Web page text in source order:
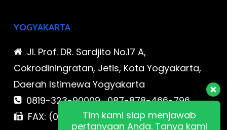
YOGYAKARTA
Jl. Prof. DR. Sardjito No.17 A,
Cokrodiningratan, Jetis, Kota Yogyakarta,
Daerah Istimewa Yogyakarta
0819-323-90009 , 087-878-466-796
FAX: (021) 780 7511Tim kami siap menjawab
pertanyaan Anda. Tanya kami